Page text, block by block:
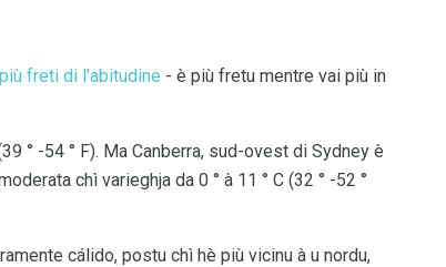
più freti di l'abitudine - è più fretu mentre vai più in
° -54 ° F). Ma Canberra, sud-ovest di Sydney è
chì varieghja da 0 ° à 11 ° C (32 ° -52 °
cálido, postu chì hè più vicinu à u nordu,